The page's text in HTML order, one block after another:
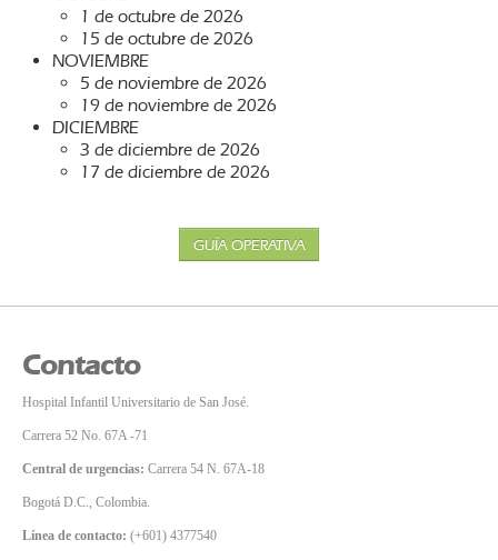
1 de octubre de 2026
15 de octubre de 2026
NOVIEMBRE
5 de noviembre de 2026
19 de noviembre de 2026
DICIEMBRE
3 de diciembre de 2026
17 de diciembre de 2026
GUÍA OPERATIVA
Contacto
Hospital Infantil Universitario de San José.
Carrera 52 No. 67A -71
Central de urgencias: Carrera 54 N. 67A-18
Bogotá D.C., Colombia.
Línea de contacto: (+601) 4377540